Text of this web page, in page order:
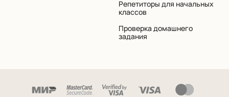
Репетиторы для начальных
классов
Проверка домашнего
задания